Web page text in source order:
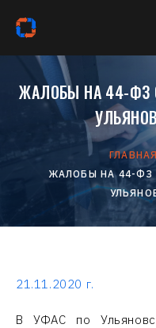
ЖАЛОБЫ НА 44-ФЗ
ЖАЛОБЫ НА 44-ФЗ
21.11.2020 г.
В УФАС по